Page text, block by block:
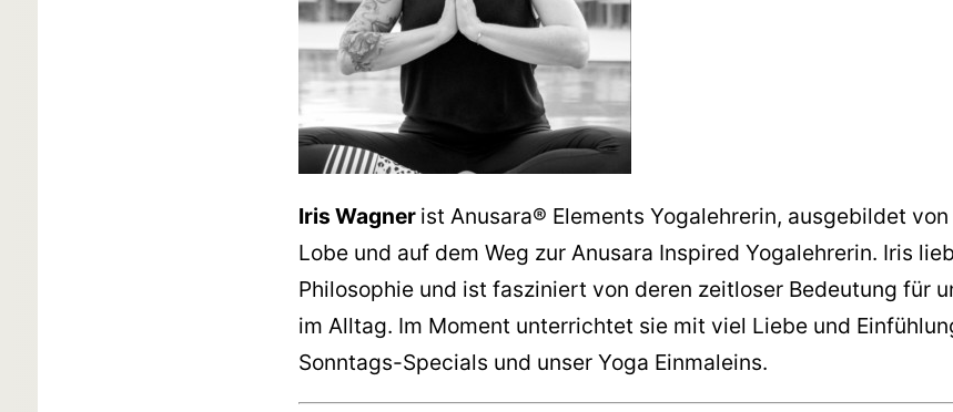
Iris Wagner ist Anusara® Elements Yogalehrerin, ausgebildet
Lobe und auf dem Weg zur Anusara Inspired Yogalehrerin. Iris
Philosophie und ist fasziniert von deren zeitloser Bedeutung für
im Alltag. Im Moment unterrichtet sie mit viel Liebe und
Sonntags-Specials und unser Yoga Einmaleins.